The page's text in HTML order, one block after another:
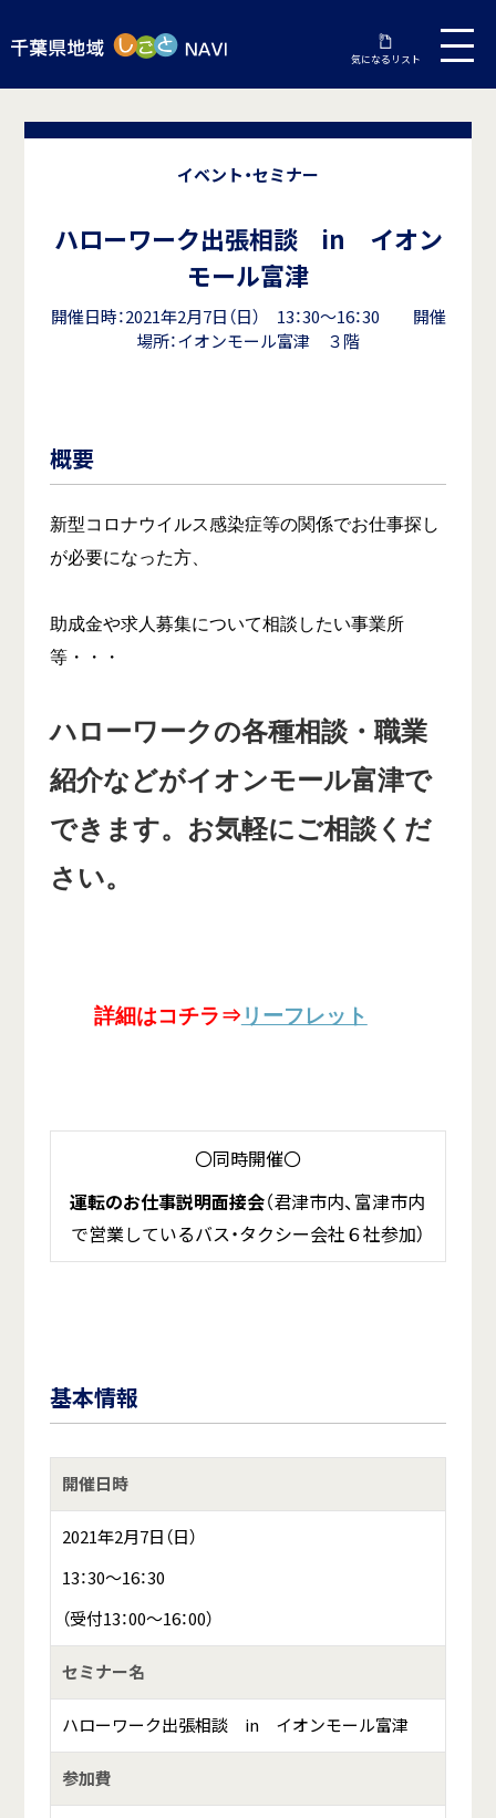
気になるリスト
イベント・セミナー
ハローワーク出張相談 in イオン
モール富津
開催日時：2021年2月7日（日） 13：30～16：30 開催
場所：イオンモール富津 ３階
概要
新型コロナウイルス感染症等の関係でお仕事探し
が必要になった方、
助成金や求人募集について相談したい事業所
等・・・
ハローワークの各種相談・職業
紹介などがイオンモール富津で
できます。 お気軽にご相談くだ
さい。
詳細はコチラ⇒ リーフレット
〇同時開催〇
運転のお仕事説明面接会（君津市内、富津市内
で営業しているバス・タクシー会社６社参加）
基本情報
開催日時
2021年2月7日（日）
13：30～16：30
（受付13：00～16：00）
セミナー名
ハローワーク出張相談 in イオンモール富津
参加費